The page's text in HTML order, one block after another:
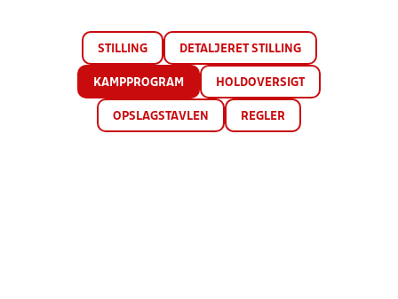
STILLING DETALJERET STILLING
KAMPPROGRAM HOLDOVERSIGT
OPSLAGSTAVLEN REGLER